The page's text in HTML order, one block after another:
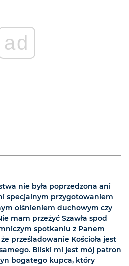
ad
nie była poprzedzona ani
specjalnym przygotowaniem
olśnieniem duchowym czy
mam przeżyć Szawła spod
spotkaniu z Panem
prześladowanie Kościoła jest
Bliski mi jest mój patron
bogatego kupca, który